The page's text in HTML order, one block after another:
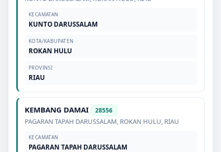
KECAMATAN
KUNTO DARUSSALAM
KOTA/KABUPATEN
ROKAN HULU
PROVINSI
RIAU
KEMBANG DAMAI 28556
PAGARAN TAPAH DARUSSALAM, ROKAN HULU, RIAU
KECAMATAN
PAGARAN TAPAH DARUSSALAM